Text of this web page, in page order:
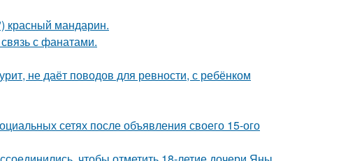
красный мандарин.
с фанатами.
не даёт поводов для ревности, с ребёнком
сетях после объявления своего 15-ого